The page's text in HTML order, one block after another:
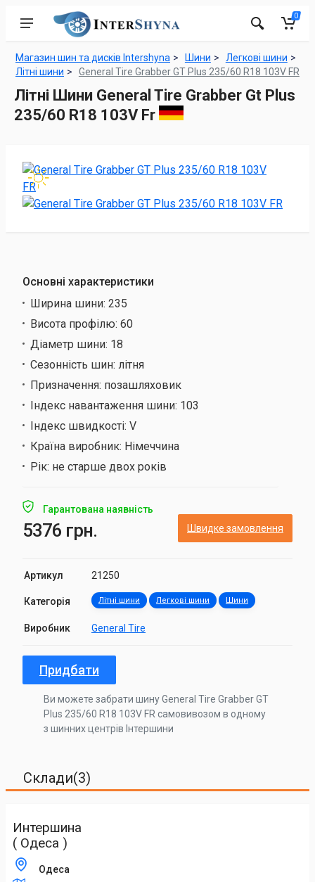
0
Магазин шин та дисків Intershyna Шини
Легкові шини
Літні шини
General Tire Grabber GT Plus 235/60 R18 103V FR
Літні Шини General Tire Grabber Gt Plus
235/60 R18 103V Fr
Основні характеристики
Ширина шини: 235
Висота профілю: 60
Діаметр шини: 18
Сезонність шин: літня
Призначення: позашляховик
Індекс навантаження шини: 103
Індекс швидкості: V
Країна виробник: Німеччина
Рік: не старше двох років
Гарантована наявність
5376 грн. Швидке замовлення
Артикул 21250
Категорія Літні шини Легкові шини Шини
Виробник General Tire
Придбати
Ви можете забрати шину General Tire Grabber GT
Plus 235/60 R18 103V FR самовивозом в одному
з шинних центрів Інтершини
Склади(3)
Интершина
( Одеса )
Одеса